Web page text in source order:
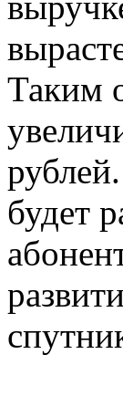
Таким
будет